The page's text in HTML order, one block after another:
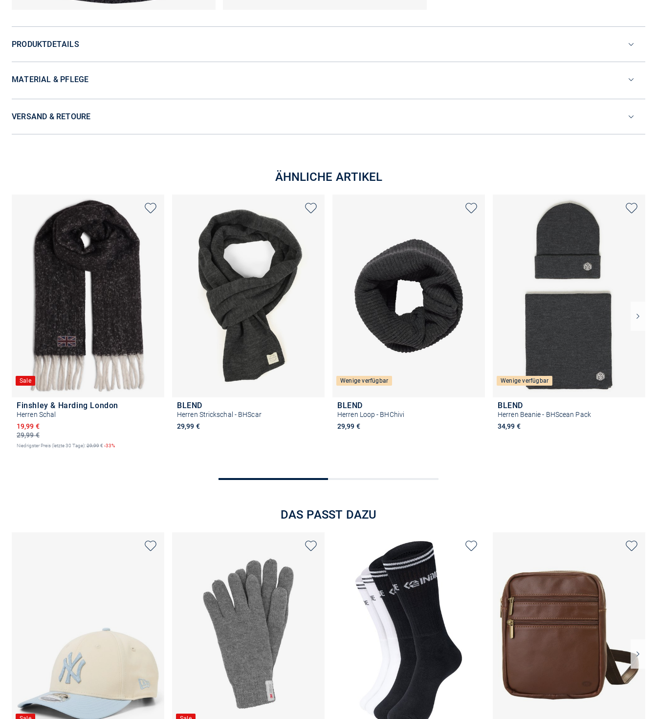
PRODUKTDETAILS
MATERIAL & PFLEGE
VERSAND & RETOURE
ÄHNLICHE ARTIKEL
Sale
Finshley & Harding London
Herren Schal
29,99 €
Ermäßigter Preis
19,99 €
Niedrigster Preis (letzte 30 Tage):29,99€ -33%
BLEND
Herren Strickschal - BHScar
29,99 €
In den Warenkorb
Wenige verfügbar
BLEND
Herren Loop - BHChivi
29,99 €
Wenige verfügbar
BLEND
Herren Beanie - BHScean Pack
34,99 €
DAS PASST DAZU